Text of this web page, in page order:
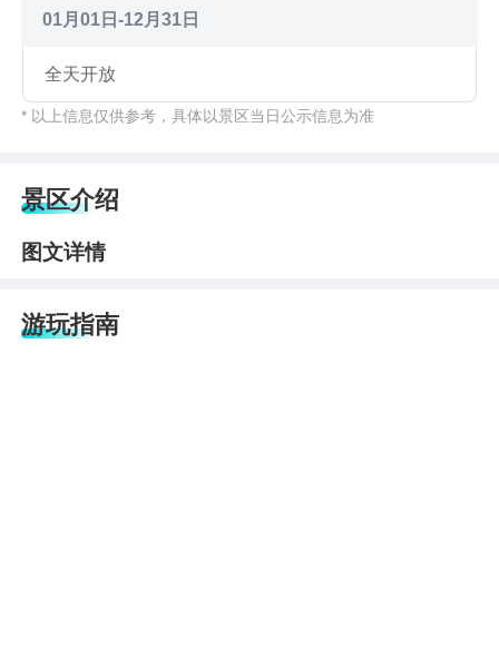
01月01日-12月31日
全天开放
* 以上信息仅供参考，具体以景区当日公示信息为准
景区介绍
图文详情
游玩指南